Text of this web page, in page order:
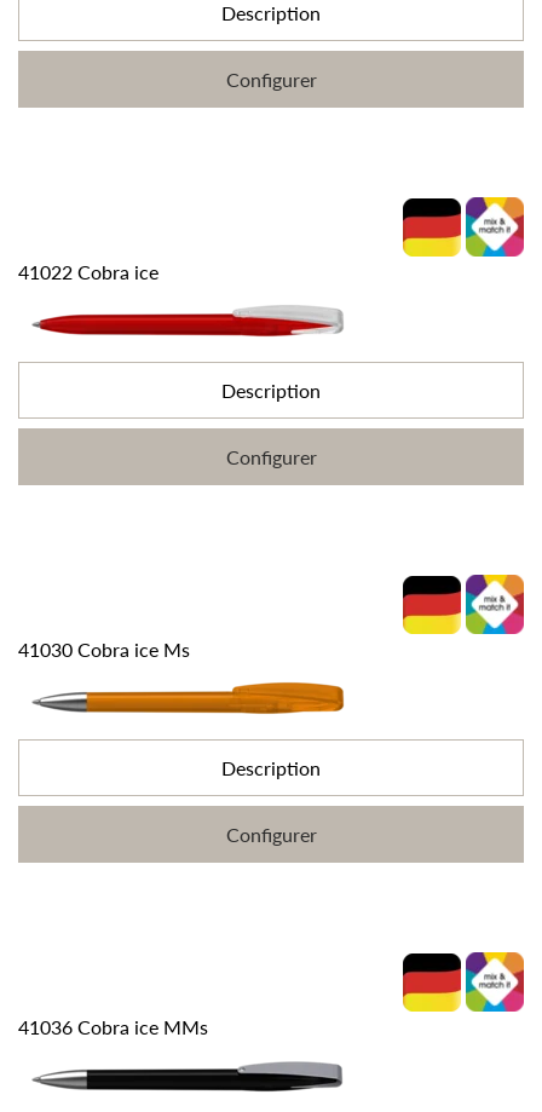
Description
Configurer
41022 Cobra ice
Description
Configurer
41030 Cobra ice Ms
Description
Configurer
41036 Cobra ice MMs